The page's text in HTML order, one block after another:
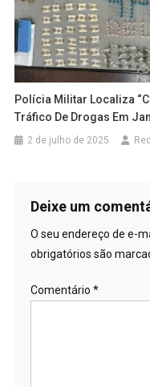
Polícia Militar Localiza
Tráfico De Drogas Em
2 de julho de 2025
Deixe um
O seu endereço de e-
obrigatórios são
Comentário *